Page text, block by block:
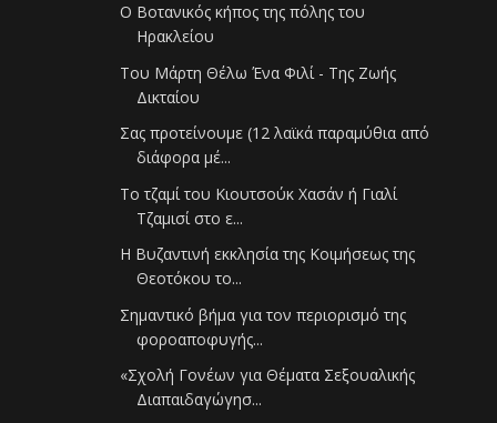
Ο Βοτανικός κήπος της πόλης του
Ηρακλείου
Tου Μάρτη Θέλω Ένα Φιλί - Της Ζωής
Δικταίου
Σας προτείνουμε (12 λαϊκά παραμύθια από
διάφορα μέ...
Το τζαμί του Κιουτσούκ Χασάν ή Γιαλί
Τζαμισί στο ε...
Η Βυζαντινή εκκλησία της Κοιμήσεως της
Θεοτόκου το...
Σημαντικό βήμα για τον περιορισμό της
φοροαποφυγής...
«Σχολή Γονέων για Θέματα Σεξουαλικής
Διαπαιδαγώγησ...